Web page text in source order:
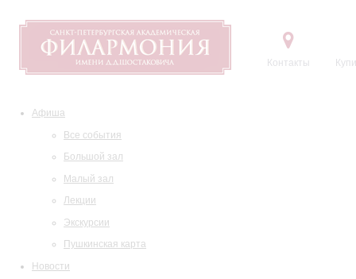
Контакты
Афиша
Все события
Большой зал
Малый зал
Лекции
Экскурсии
Пушкинская карта
Новости